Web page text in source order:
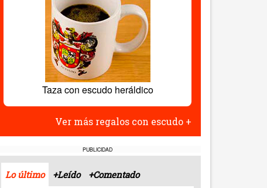
Taza con escudo heráldico
Ver más regalos con escudo +
PUBLICIDAD
Lo último +Leído +Comentado